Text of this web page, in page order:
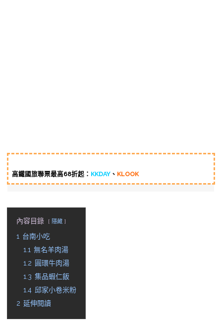
高鐵國旅聯票最高68折起： KKDAY 、 KLOOK
內容目錄 隱藏
1 台南小吃
1.1 無名羊肉湯
1.2
圓環牛肉湯
1.3 集品蝦仁飯
1.4 邱家小卷米粉
2 延伸閱讀